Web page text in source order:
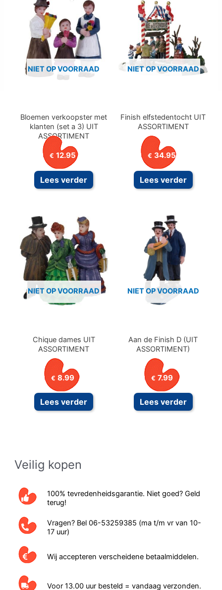
Veilig kopen
100% tevredenheidsgarantie. Niet goed? Geld
terug!
Vragen? Bel 06-53259385 (ma t/m vr van 10-
17 uur)
Wij accepteren verscheidene betaalmiddelen.
Voor 13.00 uur besteld = vandaag verzonden.
NIET OP VOORRAAD
Bloemen verkoopster met
klanten (set a 3) UIT
ASSORTIMENT
€ 12.95
Lees verder
NIET OP VOORRAAD
Finish elfstedentocht UIT
ASSORTIMENT
€ 34.95
Lees verder
NIET OP VOORRAAD
Chique dames UIT
ASSORTIMENT
€ 8.99
Lees verder
NIET OP VOORRAAD
Aan de Finish D (UIT
ASSORTIMENT)
€ 7.99
Lees verder